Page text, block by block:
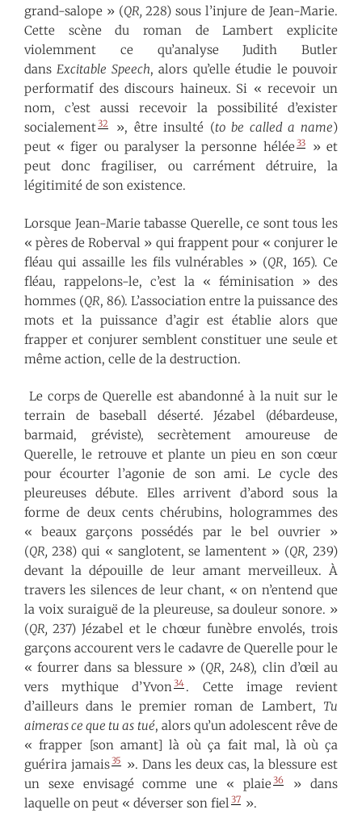
grand-salope » (QR, 228) sous l’injure de Jean-Marie.
Cette scène du roman de Lambert explicite
violemment ce qu’analyse Judith Butler
dansExcitable Speech, alors qu’elle étudie le pouvoir
performatif des discours haineux. Si « recevoir un
nom, c’est aussi recevoir la possibilité d’exister
socialement32 », être insulté (to be called a name)
peut « figer ou paralyser la personne hélée33
» et
peut donc fragiliser, ou carrément détruire, la
légitimité de son existence.
Lorsque Jean-Marie tabasse Querelle, ce sont tous les
« pères de Roberval » qui frappent pour « conjurer le
fléau qui assaille les fils vulnérables » (QR, 165). Ce
fléau, rappelons-le, c’est la « féminisation » des
hommes (QR, 86). L’association entre la puissance des
mots et la puissance d’agir est établie alors que
frapper et conjurer semblent constituer une seule et
même action, celle de la destruction.
Le corps de Querelle est abandonné à la nuit sur le
terrain de baseball déserté. Jézabel (débardeuse,
barmaid, gréviste), secrètement amoureuse de
Querelle, le retrouve et plante un pieu en son cœur
pour écourter l’agonie de son ami. Le cycle des
pleureuses débute. Elles arrivent d’abord sous la
forme de deux cents chérubins, hologrammes des
« beaux garçons possédés par le bel ouvrier »
(QR, 238) qui « sanglotent, se lamentent » (QR, 239)
devant la dépouille de leur amant merveilleux. À
travers les silences de leur chant, « on n’entend que
la voix suraiguë de la pleureuse, sa douleur sonore. »
(QR, 237) Jézabel et le chœur funèbre envolés, trois
garçons accourent vers le cadavre de Querelle pour le
« fourrer dans sa blessure » (QR, 248), clin d’œil au
vers mythique d’Yvon34 . Cette image revient
d’ailleurs dans le premier roman de Lambert, Tu
aimeras ce que tu as tué, alors qu’un adolescent rêve de
« frapper [son amant] là où ça fait mal, là où ça
guérira jamais35
». Dans les deux cas, la blessure est
un sexe envisagé comme une « plaie36
» dans
laquelle on peut « déverser son fiel37 ».